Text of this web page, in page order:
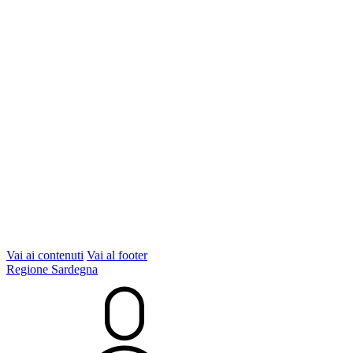
Vai ai contenuti Vai al footer
Regione Sardegna